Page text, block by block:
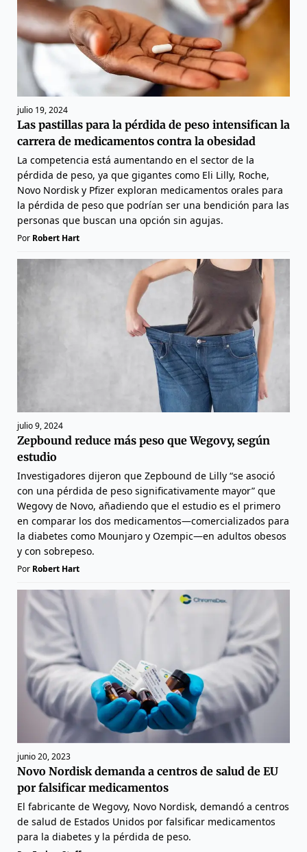
julio 19, 2024
Las pastillas para la pérdida de peso intensifican la
carrera de medicamentos contra la obesidad
La competencia está aumentando en el sector de la
pérdida de peso, ya que gigantes como Eli Lilly, Roche,
Novo Nordisk y Pfizer exploran medicamentos orales para
la pérdida de peso que podrían ser una bendición para las
personas que buscan una opción sin agujas.
Por Robert Hart
julio 9, 2024
Zepbound reduce más peso que Wegovy, según
estudio
Investigadores dijeron que Zepbound de Lilly “se asoció
con una pérdida de peso significativamente mayor” que
Wegovy de Novo, añadiendo que el estudio es el primero
en comparar los dos medicamentos—comercializados para
la diabetes como Mounjaro y Ozempic—en adultos obesos
y con sobrepeso.
Por Robert Hart
junio 20, 2023
Novo Nordisk demanda a centros de salud de EU
por falsificar medicamentos
El fabricante de Wegovy, Novo Nordisk, demandó a centros
de salud de Estados Unidos por falsificar medicamentos
para la diabetes y la pérdida de peso.